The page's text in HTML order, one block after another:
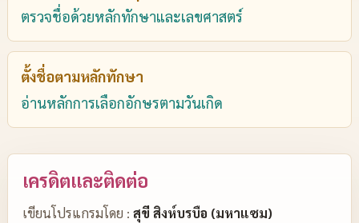
ตรวจชื่อด้วยหลักทักษาและเลขศาสตร์
ตั้งชื่อตามหลักทักษา
อ่านหลักการเลือกอักษรตามวันเกิด
เครดิตและติดต่อ
เขียนโปรแกรมโดย : สุขี สิงห์บรบือ (มหาแซม)